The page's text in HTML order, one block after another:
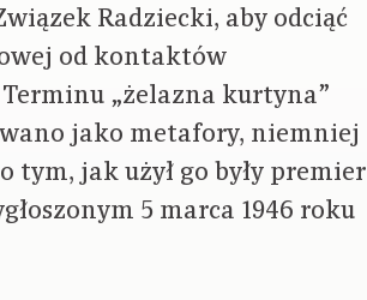
Radziecki, aby odciąć
od kontaktów
„żelazna kurtyna”
jako metafory, niemniej
tym, jak użył go były premier
5 marca 1946 roku